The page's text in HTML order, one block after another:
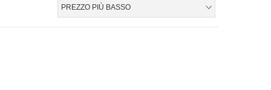
PREZZO PIÙ BASSO